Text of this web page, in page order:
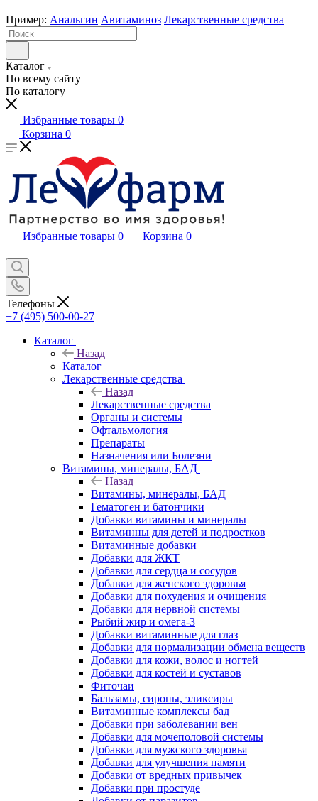
Пример: Анальгин Авитаминоз Лекарственные средства
Каталог
По всему сайту
По каталогу
Избранные товары 0
Корзина 0
Избранные товары 0 Корзина 0
Телефоны
+7 (495) 500-00-27
Каталог
Назад
Каталог
Лекарственные средства
Назад
Лекарственные средства
Органы и системы
Офтальмология
Препараты
Назначения или Болезни
Витамины, минералы, БАД
Назад
Витамины, минералы, БАД
Гематоген и батончики
Добавки витамины и минералы
Витаминны для детей и подростков
Витаминные добавки
Добавки для ЖКТ
Добавки для сердца и сосудов
Добавки для женского здоровья
Добавки для похудения и очищения
Добавки для нервной системы
Рыбий жир и омега-3
Добавки витаминные для глаз
Добавки для нормализации обмена веществ
Добавки для кожи, волос и ногтей
Добавки для костей и суставов
Фиточаи
Бальзамы, сиропы, эликсиры
Витаминные комплексы бад
Добавки при заболевании вен
Добавки для мочеполовой системы
Добавки для мужского здоровья
Добавки для улучшения памяти
Добавки от вредных привычек
Добавки при простуде